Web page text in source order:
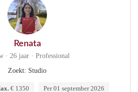
Renata
· 26 jaar · Professional
Zoekt: Studio
€ 1350 Per 01 september 2026